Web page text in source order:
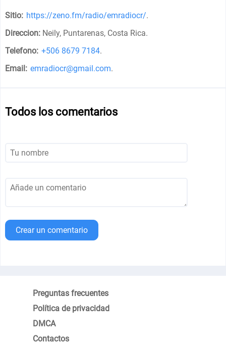
Sitio: https://zeno.fm/radio/emradiocr/.
Direccion: Neily, Puntarenas, Costa Rica.
Telefono: +506 8679 7184.
Email: emradiocr@gmail.com.
Todos los comentarios
Crear un comentario
Preguntas frecuentes
Política de privacidad
DMCA
Contactos